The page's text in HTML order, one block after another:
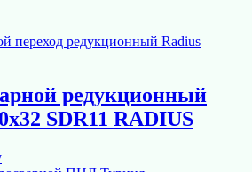
редукционный
SDR11 RADIUS